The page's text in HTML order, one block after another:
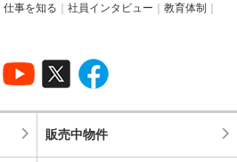
仕事を知る 社員インタビュー
教育体制
販売中物件